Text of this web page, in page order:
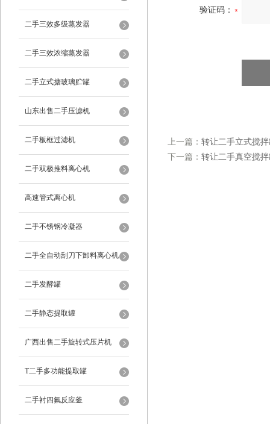
二手三效多级蒸发器
二手三效浓缩蒸发器
二手立式搪玻璃贮罐
山东出售二手压滤机
二手板框过滤机
二手双极推料离心机
高速管式离心机
二手不锈钢冷凝器
二手全自动刮刀下卸料离心机
二手发酵罐
二手静态提取罐
广西出售二手旋转式压片机
T二手多功能提取罐
二手衬四氟反应釜
验证码：
上一篇： 转让二手立式搅
下一篇： 转让二手真空搅